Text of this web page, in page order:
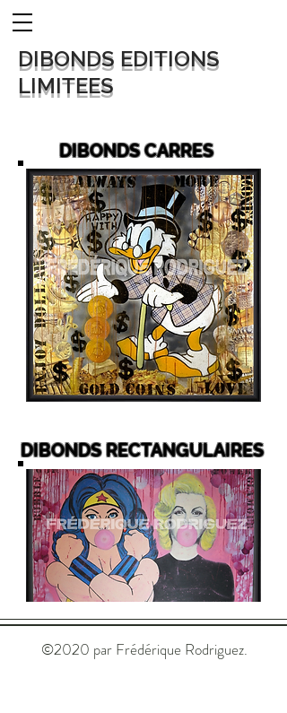
DIBONDS CARRES
DIBONDS RECTANGULAIRES
DIBONDS EDITIONS
LIMITEES
©2020 par Frédérique Rodriguez.